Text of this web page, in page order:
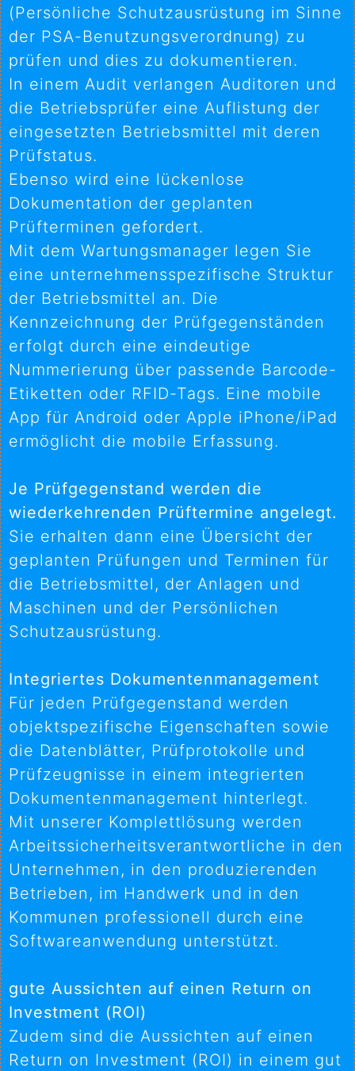
(Persönliche Schutzausrüstung im Sinne
der PSA-Benutzungsverordnung) zu
prüfen und dies zu dokumentieren.
In einem Audit verlangen Auditoren und
die Betriebsprüfer eine Auflistung der
eingesetzten Betriebsmittel mit deren
Prüfstatus.
Ebenso wird eine lückenlose
Dokumentation der geplanten
Prüfterminen gefordert.
Mit dem Wartungsmanager legen Sie
eine unternehmensspezifische Struktur
der Betriebsmittel an. Die
Kennzeichnung der Prüfgegenständen
erfolgt durch eine eindeutige
Nummerierung über passende Barcode-
Etiketten oder RFID-Tags. Eine mobile
App für Android oder Apple iPhone/iPad
ermöglicht die mobile Erfassung.
Je Prüfgegenstand werden die
wiederkehrenden Prüftermine angelegt.
Sie erhalten dann eine Übersicht der
geplanten Prüfungen und Terminen für
die Betriebsmittel, der Anlagen und
Maschinen und der Persönlichen
Schutzausrüstung.
Integriertes Dokumentenmanagement
Für jeden Prüfgegenstand werden
objektspezifische Eigenschaften sowie
die Datenblätter, Prüfprotokolle und
Prüfzeugnisse in einem integrierten
Dokumentenmanagement hinterlegt.
Mit unserer Komplettlösung werden
Arbeitssicherheitsverantwortliche in den
Unternehmen, in den produzierenden
Betrieben, im Handwerk und in den
Kommunen professionell durch eine
Softwareanwendung unterstützt.
gute Aussichten auf einen Return on
Investment (ROI)
Zudem sind die Aussichten auf einen
Return on Investment (ROI) in einem gut